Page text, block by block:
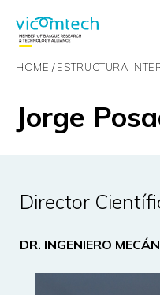
HOME ESTRUCTURA
Jorge
Director
DR. INGENIERO